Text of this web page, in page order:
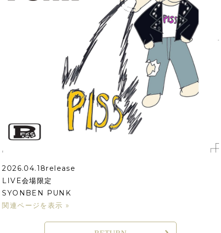
2026.04.18release
LIVE会場限定
SYONBEN PUNK
関連ページを表示 »